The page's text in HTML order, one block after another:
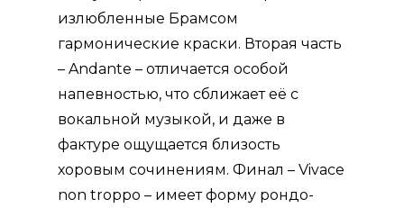
излюбленные Брамсом
гармонические краски. Вторая часть
– Andante – отличается особой
напевностью, что сближает её с
вокальной музыкой, и даже в
фактуре ощущается близость
хоровым сочинениям. Финал – Vivace
non troppo – имеет форму рондо-